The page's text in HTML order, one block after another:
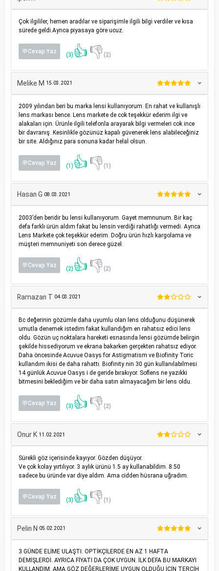
Çok ilgililer, hemen aradılar ve siparişimle ilgili bilgi verdiler ve kısa
sürede geldi.Ayrıca piyasaya göre ucuz.
💬Cevap Yaz (3) 👍👎(2)
Melike M 15.03.2021
2009 yılından beri bu marka lensi kullanıyorum. En rahat ve kullanışlı
lens markası bence. Lens markete de cok teşekkür ederim ilgi ve
alakaları için. Ürünle ilgili telefonla arayarak bilgi vermeleri cok ince
bir davranış. Kesinlikle gözünüz kapalı güvenerek lens alabileceğiniz
bir site. Aldığınız para sonuna kadar helal olsun.
💬Cevap Yaz (1) 👍👎(1)
Hasan G 08.03.2021
2003’den beridir bu lensi kullanıyorum. Gayet memnunum. Bir kaç
defa farklı ürün aldım fakat bu lensin verdiği rahatlığı vermedi. Ayrıca
Lens Markete çok teşekkür ederim. Doğru ürün hızlı kargolama ve
müşteri memnuniyeti son derece güzel.
💬Cevap Yaz (2) 👍👎(2)
Ramazan T 04.03.2021
Bc değerinin gözümle daha uyumlu olan lens olduğunu düşünerek
umutla denemek istedim fakat kullandığım en rahatsız edici lens
oldu. Gözün uç noktalara hareketi esnasında lensi gözümde belirgin
şekilde hissediyorum ve ekrana bakarken gerçekten rahatsız ediyor.
Daha öncesinde Acuvue Oasys for Astigmatism ve Biofinity Toric
kullandım ikisi de daha rahattı. Biofinity nin 30 gün kullanılabilmesi
14 günlük Acuvue Oasys i de geride bırakıyor. Soflens ne yazıkki
bitmesini beklediğim ve bir daha satın almayacağım bir lens oldu.
💬Cevap Yaz (3) 👍👎(2)
Onur K 11.02.2021
Sürekli göz içerisinde kayıyor. Gözden düşüyor.
Ve çok kolay yırtılıyor. 3 aylık ürünü 1.5 ay kullanabildim. 8.50
sadece bu üründe var diye aldım. Ama cidden hüsrana uğradım.
💬Cevap Yaz (3) 👍👎(1)
Pelin N 05.02.2021
3 GÜNDE ELİME ULAŞTI. OPTİKÇİLERDE EN AZ 1 HAFTA
DEMİŞLERDİ. AYRICA FİYATI DA ÇOK UYGUN. İLK DEFA BU MARKAYI
KULLANDIM. AMA GÖZ DEĞERLERİME UYGUN OLDUĞU İÇİN TERCİH